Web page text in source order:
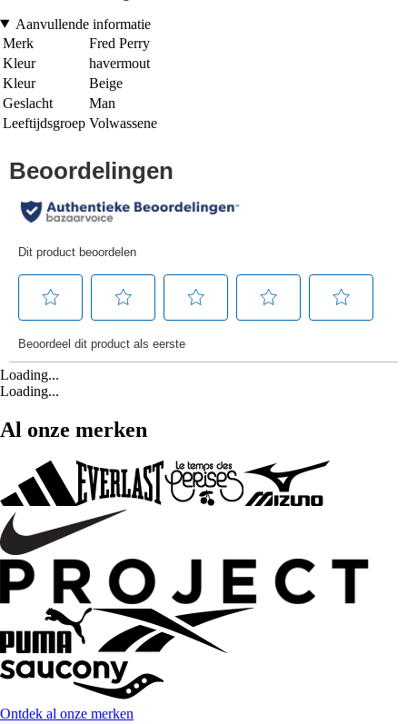
Aanvullende informatie
Merk
Fred Perry
Kleur
havermout
Kleur
Beige
Geslacht
Man
Leeftijdsgroep Volwassene
Loading...
Loading...
Al onze merken
Ontdek al onze merken